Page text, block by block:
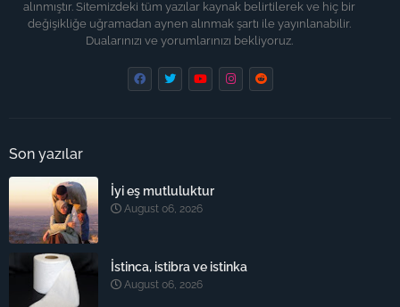
alınmıştır. Sitemizdeki tüm yazılar kaynak belirtilerek ve hiç bir
değişikliğe uğramadan aynen alınmak şartı ile yayınlanabilir.
Dualarınızı ve yorumlarınızı bekliyoruz.
Son yazılar
İyi eş mutluluktur
August 06, 2026
İstinca, istibra ve istinka
August 06, 2026